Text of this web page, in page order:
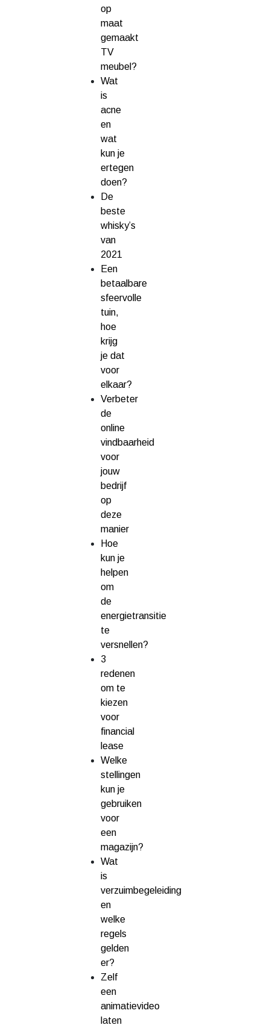
op
maat
gemaakt
TV
meubel?
Wat
is
acne
en
wat
kun je
ertegen
doen?
De
beste
whisky’s
van
2021
Een
betaalbare
sfeervolle
tuin,
hoe
krijg
je dat
voor
elkaar?
Verbeter
de
online
vindbaarheid
voor
jouw
bedrijf
op
deze
manier
Hoe
kun je
helpen
om
de
energietransitie
te
versnellen?
3
redenen
om te
kiezen
voor
financial
lease
Welke
stellingen
kun je
gebruiken
voor
een
magazijn?
Wat
is
verzuimbegeleiding
en
welke
regels
gelden
er?
Zelf
een
animatievideo
laten